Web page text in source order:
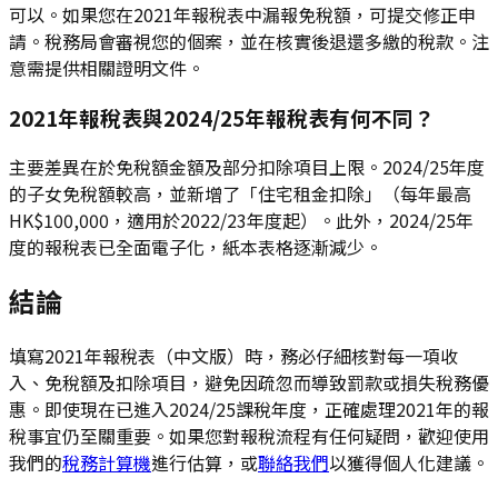
可以。如果您在2021年報稅表中漏報免稅額，可提交修正申
請。稅務局會審視您的個案，並在核實後退還多繳的稅款。注
意需提供相關證明文件。
2021年報稅表與2024/25年報稅表有何不同？
主要差異在於免稅額金額及部分扣除項目上限。2024/25年度
的子女免稅額較高，並新增了「住宅租金扣除」（每年最高
HK$100,000，適用於2022/23年度起）。此外，2024/25年
度的報稅表已全面電子化，紙本表格逐漸減少。
結論
填寫2021年報稅表（中文版）時，務必仔細核對每一項收
入、免稅額及扣除項目，避免因疏忽而導致罰款或損失稅務優
惠。即使現在已進入2024/25課稅年度，正確處理2021年的報
稅事宜仍至關重要。如果您對報稅流程有任何疑問，歡迎使用
我們的稅務計算機進行估算，或聯絡我們以獲得個人化建議。